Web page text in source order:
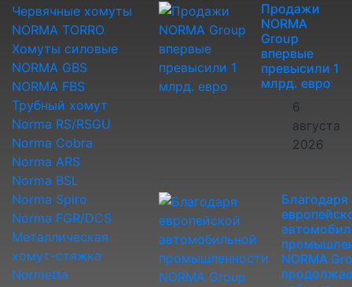
Червячные хомуты
NORMA TORRO
Хомуты силовые
NORMA GBS
NORMA FBS
Трубный хомут
Norma RS/RSGU
Norma Cobra
Norma ARS
Norma BSL
Norma Spiro
Norma FGR/DCS
Металлическая
хомут-стяжка
Normetta
Продажи
NORMA
Group
впервые
превысили 1
млрд. евро
6
августа
2026
Благодаря
NORMA